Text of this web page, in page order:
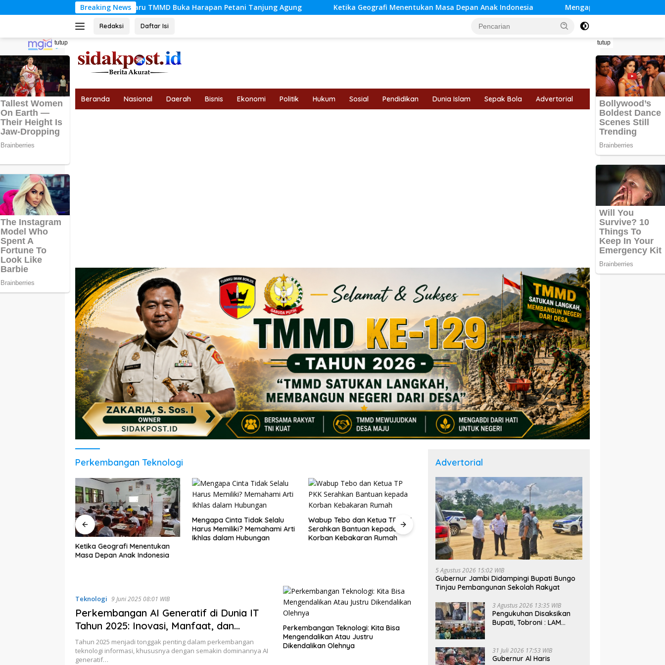
ke
Breaking News
Jalan Baru TMMD Buka Harapan Petani Tanjung Agung Ketika Geografi Menentukan Masa Depan Anak Indonesia Mengapa Cinta Tidak Selalu Harus Memiliki?
Redaksi Daftar Isi
tutup tutup
Beranda Nasional Daerah Bisnis Ekonomi Politik Hukum Sosial Pendidikan Dunia Islam Sepak Bola Advertorial
Perkembangan Teknologi
Ketika Geografi Menentukan
Masa Depan Anak Indonesia
Mengapa Cinta Tidak Selalu
Harus Memiliki? Memahami Arti
Ikhlas dalam Hubungan
Wabup Tebo dan Ketua TP PKK
Serahkan Bantuan kepada
Korban Kebakaran Rumah
Sentuhan Akhir RTLH TMMD,
MCK Layak Lengkapi Rumah
Warga
Satgas TMMD Ke-129
Sempurnakan Rehabilitasi
Langgar Nurul Fajri dengan
Pengecatan MCK
Teknologi 9 Juni 2025 08:01 WIB
Perkembangan AI Generatif di Dunia IT
Tahun 2025: Inovasi, Manfaat, dan
Tantangannya
Tahun 2025 menjadi tonggak penting dalam perkembangan
teknologi informasi, khususnya dengan semakin dominannya AI
generatif…
Perkembangan Teknologi: Kita Bisa
Mengendalikan Atau Justru
Dikendalikan Olehnya
Advertorial
5 Agustus 2026 15:02 WIB
Gubernur Jambi Didampingi Bupati Bungo
Tinjau Pembangunan Sekolah Rakyat
3 Agustus 2026 13:35 WIB
Pengukuhan Disaksikan
Bupati, Tobroni : LAM
Tingkat Kecamatan
31 Juli 2026 17:53 WIB
Gubernur Al Haris